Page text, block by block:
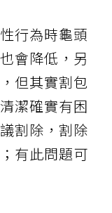
行為時龜頭
會降低，另
但其實割包
潔確實有困
割除，割除
有此問題可